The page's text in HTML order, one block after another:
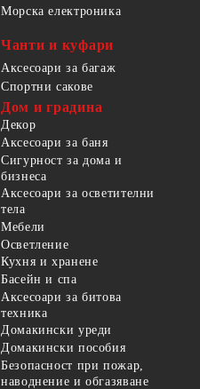
Морска електроника
Чанти и куфари
Аксесоари за багаж
Спортни сакове
Дом и градина
Декор
Аксесоари за баня
Сигурност за дома и
бизнеса
Аксесоари за осветителни
тела
Мебели
Осветление
Кухня и хранене
Басейн и спа
Аксесоари за битова
техника
Домакински уреди
Домакински пособия
Безопасност при пожар,
наводнение и обгазяване